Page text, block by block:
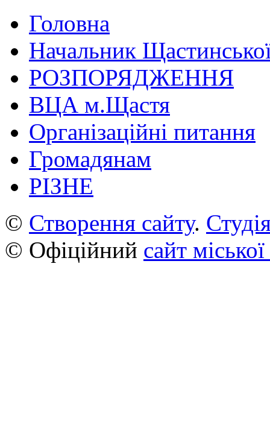
Головна
Начальник
РОЗПОРЯДЖЕННЯ
ВЦА м.Щастя
Організаційні питання
Громадянам
РІЗНЕ
© Створення сайту.
© Офіційний сайт